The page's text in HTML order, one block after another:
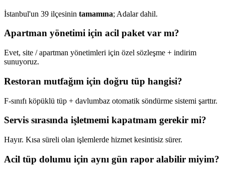
İstanbul'un 39 ilçesinin tamamına; Adalar dahil.
Apartman yönetimi için acil paket var mı?
Evet, site / apartman yönetimleri için özel sözleşme + indirim
sunuyoruz.
Restoran mutfağım için doğru tüp hangisi?
F-sınıfı köpüklü tüp + davlumbaz otomatik söndürme sistemi şarttır.
Servis sırasında işletmemi kapatmam gerekir mi?
Hayır. Kısa süreli olan işlemlerde hizmet kesintisiz sürer.
Acil tüp dolumu için aynı gün rapor alabilir miyim?